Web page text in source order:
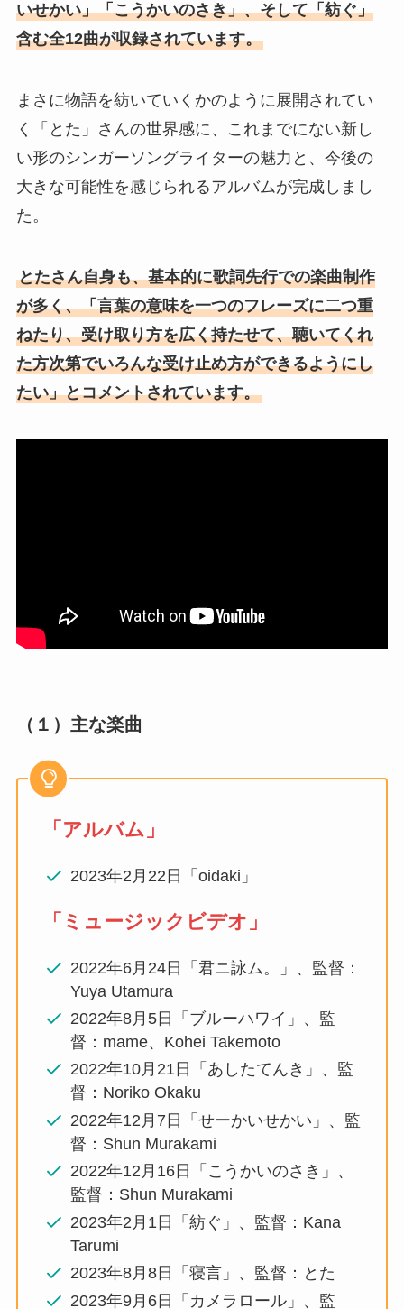
いせかい」「こうかいのさき」、そして「紡ぐ」
含む全12曲が収録されています。
まさに物語を紡いていくかのように展開されてい
く「とた」さんの世界感に、これまでにない新し
い形のシンガーソングライターの魅力と、今後の
大きな可能性を感じられるアルバムが完成しまし
た。
とたさん自身も、基本的に歌詞先行での楽曲制作
が多く、「言葉の意味を一つのフレーズに二つ重
ねたり、受け取り方を広く持たせて、聴いてくれ
た方次第でいろんな受け止め方ができるようにし
たい」とコメントされています。
（１）主な楽曲
「アルバム」
2023年2月22日「oidaki」
「ミュージックビデオ」
2022年6月24日「君ニ詠ム。」、監督：
Yuya Utamura
2022年8月5日「ブルーハワイ」、監
督：mame、Kohei Takemoto
2022年10月21日「あしたてんき」、監
督：Noriko Okaku
2022年12月7日「せーかいせかい」、監
督：Shun Murakami
2022年12月16日「こうかいのさき」、
監督：Shun Murakami
2023年2月1日「紡ぐ」、監督：Kana
Tarumi
2023年8月8日「寝言」、監督：とた
2023年9月6日「カメラロール」、監